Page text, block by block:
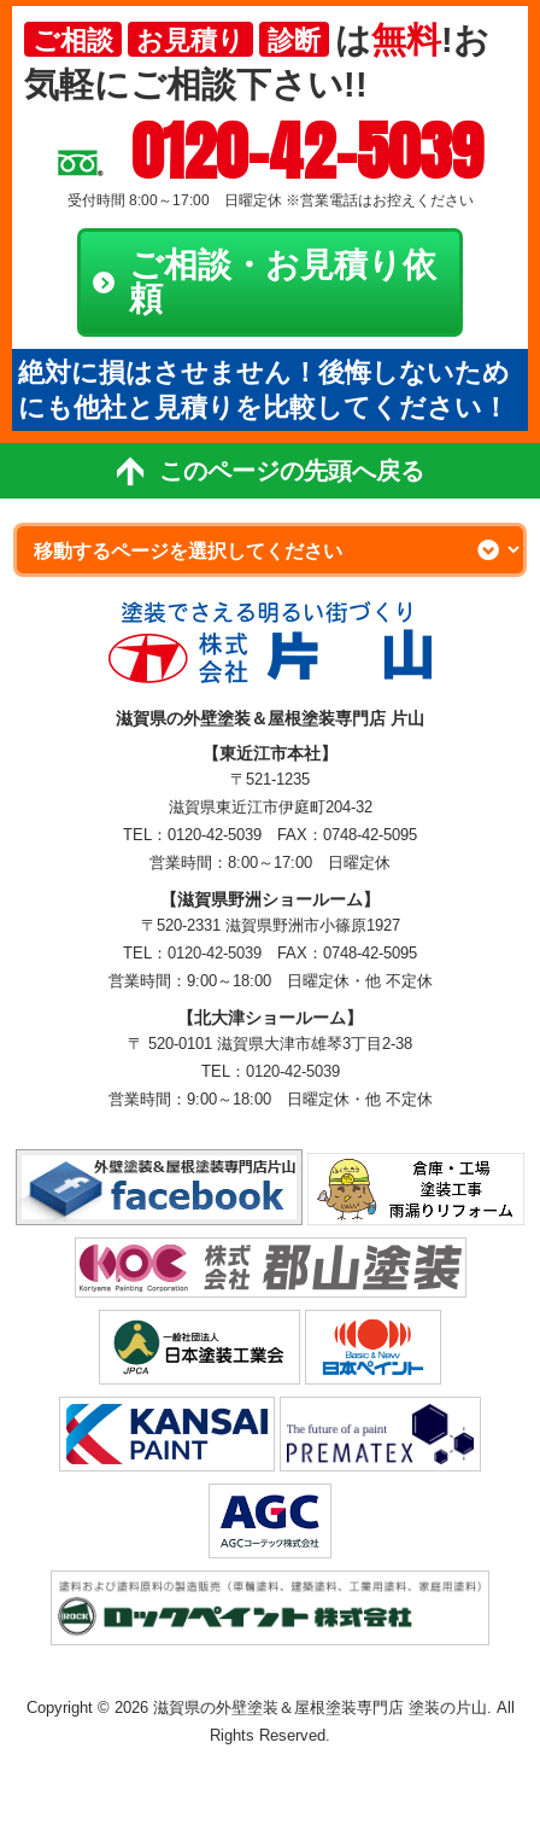
ご相談 お見積り 診断 は無料!お
気軽にご相談下さい!!
0120-42-5039
受付時間 8:00～17:00 日曜定休 ※営業電話はお控えください
ご相談・お見積り依
頼
絶対に損はさせません！後悔しないため
にも他社と見積りを比較してください！
このページの先頭へ戻る
滋賀県の外壁塗装＆屋根塗装専門店 片山
【東近江市本社】
〒521-1235
滋賀県東近江市伊庭町204-32
TEL：0120-42-5039 FAX：0748-42-5095
営業時間：8:00～17:00 日曜定休
【滋賀県野洲ショールーム】
〒520-2331 滋賀県野洲市小篠原1927
TEL： 0120-42-5039 FAX：0748-42-5095
営業時間：9:00～18:00
日曜定休・他 不定休
【北大津ショールーム】
〒 520-0101 滋賀県大津市雄琴3丁目2-38
TEL： 0120-42-5039
営業時間：9:00～18:00
日曜定休・他 不定休
Copyright © 2026 滋賀県の外壁塗装＆屋根塗装専門店 塗装の片山. All
Rights Reserved.